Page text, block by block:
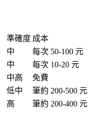
準確度 成本
中
每次 50-100 元
中
每次 10-20 元
中高
免費
低中
筆約 200-500 元
高 筆約 200-400 元